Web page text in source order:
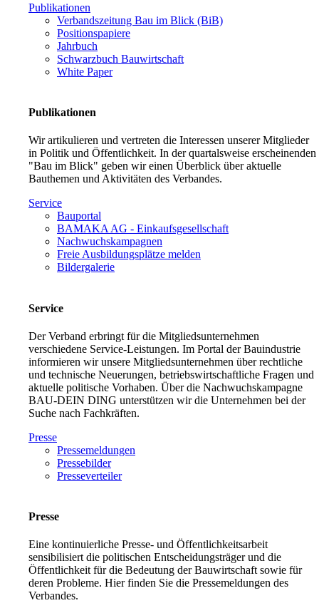
Publikationen
Verbandszeitung Bau im Blick (BiB)
Positionspapiere
Jahrbuch
Schwarzbuch Bauwirtschaft
White Paper
Publikationen
Wir artikulieren und vertreten die Interessen unserer Mitglieder
in Politik und Öffentlichkeit. In der quartalsweise erscheinenden
"Bau im Blick" geben wir einen Überblick über aktuelle
Bauthemen und Aktivitäten des Verbandes.
Service
Bauportal
BAMAKA AG - Einkaufsgesellschaft
Nachwuchskampagnen
Freie Ausbildungsplätze melden
Bildergalerie
Service
Der Verband erbringt für die Mitgliedsunternehmen
verschiedene Service-Leistungen. Im Portal der Bauindustrie
informieren wir unsere Mitgliedsunternehmen über rechtliche
und technische Neuerungen, betriebswirtschaftliche Fragen und
aktuelle politische Vorhaben. Über die Nachwuchskampagne
BAU-DEIN DING unterstützen wir die Unternehmen bei der
Suche nach Fachkräften.
Presse
Pressemeldungen
Pressebilder
Presseverteiler
Presse
Eine kontinuierliche Presse- und Öffentlichkeitsarbeit
sensibilisiert die politischen Entscheidungsträger und die
Öffentlichkeit für die Bedeutung der Bauwirtschaft sowie für
deren Probleme. Hier finden Sie die Pressemeldungen des
Verbandes.